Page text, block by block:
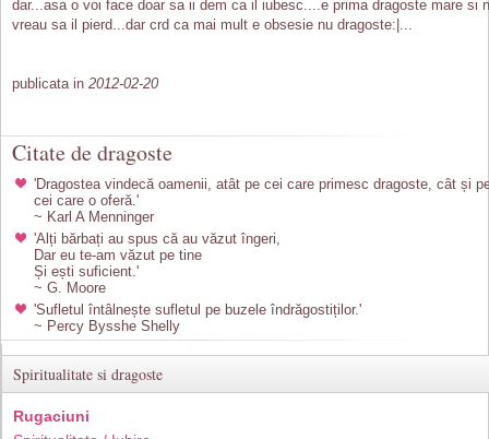
dar...asa o voi face doar sa ii dem ca il iubesc....e prima dragoste mare si
vreau sa il pierd...dar crd ca mai mult e obsesie nu dragoste:|...
publicata in 2012-02-20
Citate de dragoste
'Dragostea vindecă oamenii, atât pe cei care primesc dragoste, cât și
cei care o oferă.'
~ Karl A Menninger
'Alți bărbați au spus că au văzut îngeri,
Dar eu te-am văzut pe tine
Și ești suficient.'
~ G. Moore
'Sufletul întâlnește sufletul pe buzele îndrăgostiților.'
~ Percy Bysshe Shelly
Spiritualitate si dragoste
Rugaciuni